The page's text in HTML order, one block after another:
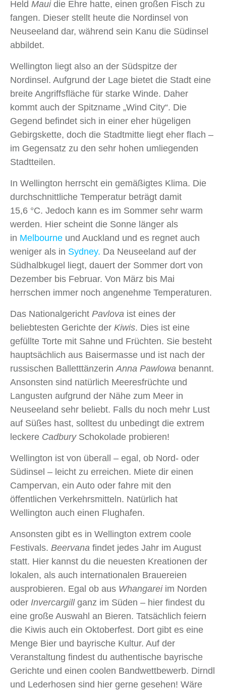
Held Maui die Ehre hatte, einen großen Fisch zu
fangen. Dieser stellt heute die Nordinsel von
Neuseeland dar, während sein Kanu die Südinsel
abbildet.
Wellington liegt also an der Südspitze der
Nordinsel. Aufgrund der Lage bietet die Stadt eine
breite Angriffsfläche für starke Winde. Daher
kommt auch der Spitzname „Wind City“. Die
Gegend befindet sich in einer eher hügeligen
Gebirgskette, doch die Stadtmitte liegt eher flach –
im Gegensatz zu den sehr hohen umliegenden
Stadtteilen.
In Wellington herrscht ein gemäßigtes Klima. Die
durchschnittliche Temperatur beträgt damit
15,6 °C. Jedoch kann es im Sommer sehr warm
werden. Hier scheint die Sonne länger als
in Melbourne und Auckland und es regnet auch
weniger als in Sydney. Da Neuseeland auf der
Südhalbkugel liegt, dauert der Sommer dort von
Dezember bis Februar. Von März bis Mai
herrschen immer noch angenehme Temperaturen.
Das Nationalgericht Pavlova ist eines der
beliebtesten Gerichte der Kiwis. Dies ist eine
gefüllte Torte mit Sahne und Früchten. Sie besteht
hauptsächlich aus Baisermasse und ist nach der
russischen Balletttänzerin Anna Pawlowa benannt.
Ansonsten sind natürlich Meeresfrüchte und
Langusten aufgrund der Nähe zum Meer in
Neuseeland sehr beliebt. Falls du noch mehr Lust
auf Süßes hast, solltest du unbedingt die extrem
leckere CadburySchokolade probieren!
Wellington ist von überall – egal, ob Nord- oder
Südinsel – leicht zu erreichen. Miete dir einen
Campervan, ein Auto oder fahre mit den
öffentlichen Verkehrsmitteln. Natürlich hat
Wellington auch einen Flughafen.
Ansonsten gibt es in Wellington extrem coole
Festivals. Beervana findet jedes Jahr im August
statt. Hier kannst du die neuesten Kreationen der
lokalen, als auch internationalen Brauereien
ausprobieren. Egal ob aus Whangareiim Norden
oder Invercargill ganz im Süden – hier findest du
eine große Auswahl an Bieren. Tatsächlich feiern
die Kiwis auch ein Oktoberfest. Dort gibt es eine
Menge Bier und bayrische Kultur. Auf der
Veranstaltung findest du authentische bayrische
Gerichte und einen coolen Bandwettbewerb. Dirndl
und Lederhosen sind hier gerne gesehen! Wäre